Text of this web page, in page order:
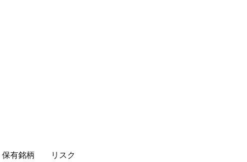
保有銘柄 リスク